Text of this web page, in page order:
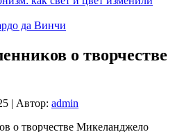
да Винчи
о творчестве
| Автор: admin